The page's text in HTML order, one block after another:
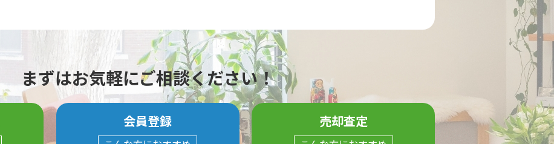
まずはお気軽にご相談ください！
会員登録 売却査定